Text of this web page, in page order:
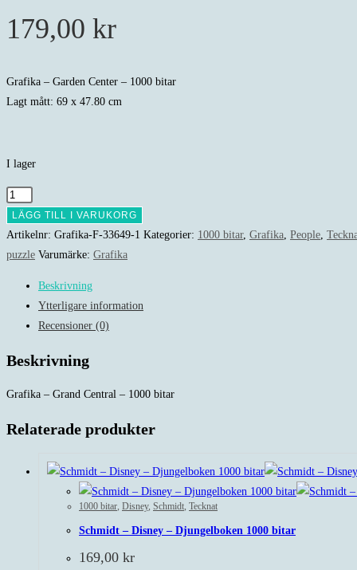
179,00 kr
Grafika – Garden Center – 1000 bitar
Lagt mått: 69 x 47.80 cm
I lager
Grafika
Grand
Central
LÄGG TILL I VARUKORG
Artikelnr: Grafika-F-33649-1 Kategorier: 1000 bitar, Grafika People
puzzle Varumärke: Grafika
Beskrivning
Ytterligare information
Recensioner (0)
Beskrivning
Grafika – Grand Central – 1000 bitar
Relaterade produkter
1000 bitar, Disney, Schmidt, Tecknat
Schmidt – Disney – Djungelboken 1000 bitar
169,00 kr